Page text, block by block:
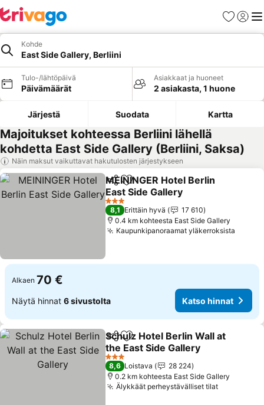
Suosikit
Kohde
East Side Gallery, Berliini
Tulo-/lähtöpäivä
Päivämäärät
Asiakkaat ja huoneet
2 asiakasta, 1 huone
Järjestä Suodata Kartta
Majoitukset kohteessa Berliini lähellä
kohdetta East Side Gallery (Berliini, Saksa)
Näin maksut vaikuttavat hakutulosten järjestykseen
Jaa Lisää suosikkeihin
MEININGER Hotel Berlin
East Side Gallery
Katso hinnat
3 Tähtiluokitus
8,1 Erittäin hyvä
17 610
0.4 km kohteesta East Side Gallery
Kaupunkipanoraamat yläkerroksista
Alkaen 70 €
Näytä hinnat 6 sivustolta Katso hinnat
Jaa Lisää suosikkeihin
Schulz Hotel Berlin Wall at
the East Side Gallery
Katso hinnat
3 Tähtiluokitus
8,6 Loistava
28 224
0.2 km kohteesta East Side Gallery
Älykkäät perheystävälliset tilatKatso